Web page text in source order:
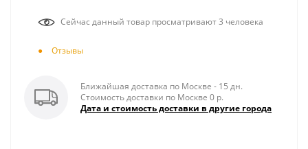
Сейчас данный товар просматривают 3 человека
Отзывы
Ближайшая доставка по Москве - 15 дн.
Стоимость доставки по Москве 0 р.
Дата и стоимость доставки в другие города